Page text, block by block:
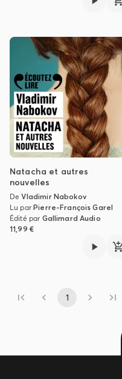
Natacha et autres
nouvelles
DeVladimir Nabokov
Lu parPierre-François Garel
Édité par Gallimard Audio
11,99 €
1